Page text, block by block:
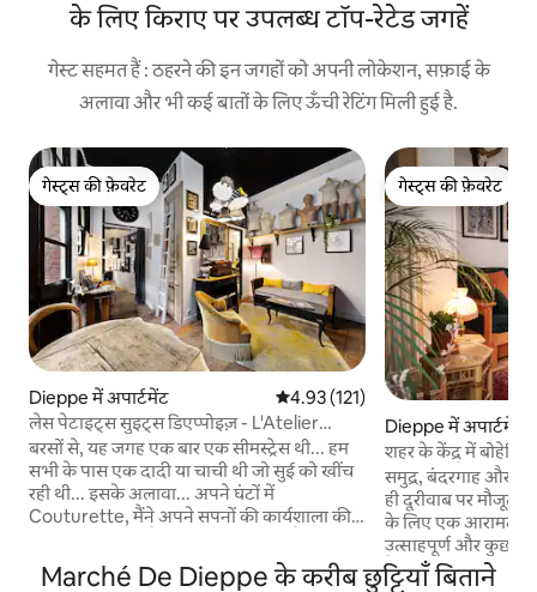
के लिए किराए पर उपलब्ध टॉप-रेटेड जगहें
गेस्ट सहमत हैं : ठहरने की इन जगहों को अपनी लोकेशन, सफ़ाई के
अलावा और भी कई बातों के लिए ऊँची रेटिंग मिली हुई है.
गेस्ट्स की फ़ेवरेट
गेस्ट्स की फ़ेवरेट
Dieppe में अपार्टमेंट औसत रेटिंग 5 में से 4.93, 121 समीक्षाएँ
4.93 (121)
लेस पेटाइट्स सुइट्स डिएप्पोइज़ - L'Atelier
Couture
बरसों से, यह जगह एक बार एक सीमस्ट्रेस थी... हम
सभी के पास एक दादी या चाची थी जो सुई को खींच
रही थी... इसके अलावा... अपने घंटों में
Couturette, मैंने अपने सपनों की कार्यशाला की
घूमना और रमज़ान करना पसंद करता था... क्या
आपने कभी अपनी दादी के शानदार बटन बॉक्स के
गेस्ट्स की फ़ेवरेट
गेस्ट्स की फ़ेवरेट
Dieppe में अपार्टमेंट
शहर के केंद्र में
की दूरी पर है
समुद्र, बंदरगाह और
ही दूरीवाब पर मौजूद
के लिए एक
उत्साहपूर्ण और कुछ
हैं। एक पुरानी इमारत की तीसरी और सबसे ऊपरी
Marché De Dieppe के करीब छुट्टियाँ बिताने